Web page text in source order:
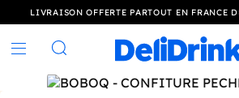
LIVRAISON OFFERTE PARTOUT EN FRANCE
Rechercher